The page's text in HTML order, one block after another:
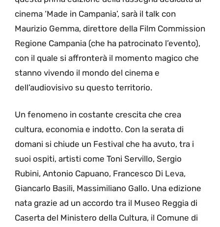
cinema ‘Made in Campania’, sarà il talk con
Maurizio Gemma, direttore della Film Commission
Regione Campania (che ha patrocinato l’evento),
con il quale si affronterà il momento magico che
stanno vivendo il mondo del cinema e
dell’audiovisivo su questo territorio.
Un fenomeno in costante crescita che crea
cultura, economia e indotto. Con la serata di
domani si chiude un Festival che ha avuto, tra i
suoi ospiti, artisti come Toni Servillo, Sergio
Rubini, Antonio Capuano, Francesco Di Leva,
Giancarlo Basili, Massimiliano Gallo. Una edizione
nata grazie ad un accordo tra il Museo Reggia di
Caserta del Ministero della Cultura, il Comune di